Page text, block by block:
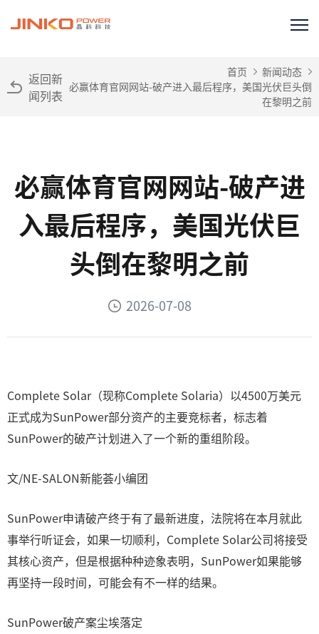
返回新
闻列表
首页
新闻动态
必赢体育官网网站-破产进入最后程序，美国光伏巨头倒
在黎明之前
必赢体育官网网站-破产进
入最后程序，美国光伏巨
头倒在黎明之前
2026-07-08
Complete Solar（现称Complete Solaria）以4500万美元
正式成为SunPower部分资产的主要竞标者，标志着
SunPower的破产计划进入了一个新的重组阶段。
文/NE-SALON新能荟小编团
SunPower申请破产终于有了最新进度，法院将在本月就此
事举行听证会，如果一切顺利，Complete Solar公司将接受
其核心资产，但是根据种种迹象表明，SunPower如果能够
再坚持一段时间，可能会有不一样的结果。
SunPower破产案尘埃落定